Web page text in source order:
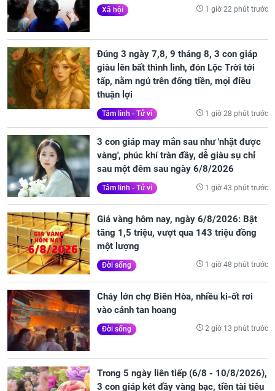
Xã hội 1 giờ 22 phút trước
Đúng 3 ngày 7,8, 9 tháng 8, 3 con giáp
giàu lên bất thình lình, đón Lộc Trời tới
tấp, nằm ngủ trên đống tiền, mọi điều
thuận lợi
Tâm linh - Tử vi 1 giờ 28 phút trước
3 con giáp may mắn sau như 'nhặt được
vàng', phúc khí tràn đầy, dễ giàu sụ chỉ
sau một đêm sau ngày 6/8/2026
Tâm linh - Tử vi 1 giờ 43 phút trước
Giá vàng hôm nay, ngày 6/8/2026: Bật
tăng 1,5 triệu, vượt qua 143 triệu đồng
một lượng
Đời sống 1 giờ 48 phút trước
Cháy lớn chợ Biên Hòa, nhiều ki-ốt rơi
vào cảnh tan hoang
Đời sống 2 giờ 13 phút trước
Trong 5 ngày liên tiếp (6/8 - 10/8/2026),
3 con giáp két đầy vàng bạc, tiền tài tiêu